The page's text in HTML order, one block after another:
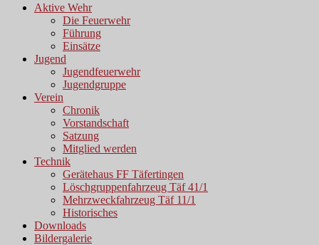
Aktive Wehr
Die Feuerwehr
Führung
Einsätze
Jugend
Jugendfeuerwehr
Jugendgruppe
Verein
Chronik
Vorstandschaft
Satzung
Mitglied werden
Technik
Gerätehaus FF Täfertingen
Löschgruppenfahrzeug Täf 41/1
Mehrzweckfahrzeug Täf 11/1
Historisches
Downloads
Bildergalerie